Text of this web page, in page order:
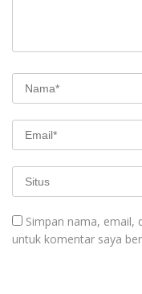
Simpan nama, email,
untuk komentar saya